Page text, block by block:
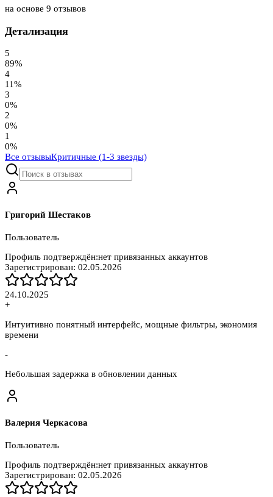
на основе 9 отзывов
Детализация
5
89%
4
11%
3
0%
2
0%
1
0%
Все отзывыКритичные (1-3 звезды)
Григорий Шестаков
Пользователь
Профиль подтверждён:нет привязанных аккаунтов
Зарегистрирован: 02.05.2026
24.10.2025
+
Интуитивно понятный интерфейс, мощные фильтры, экономия
времени
-
Небольшая задержка в обновлении данных
Валерия Черкасова
Пользователь
Профиль подтверждён:нет привязанных аккаунтов
Зарегистрирован: 02.05.2026